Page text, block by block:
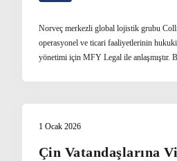
Norveç merkezli global lojistik grubu
operasyonel ve ticari faaliyetlerinin hukuki
yönetimi için MFY Legal ile anlaşmıştır.
1 Ocak 2026
Çin Vatandaşlarına